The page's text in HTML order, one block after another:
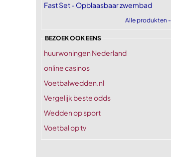
Fast Set - Opblaasbaar zwembad
Alle produkten
BEZOEK OOK EENS
huurwoningen Nederland
online casinos
Voetbalwedden.nl
Vergelijk beste odds
Wedden op sport
Voetbal op tv